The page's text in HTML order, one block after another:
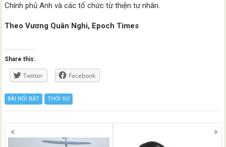
Chính phủ Anh và các tổ chức từ thiện tư nhân.
Theo Vương Quân Nghi, Epoch Times
Share this:
Twitter Facebook
BÀI NỔI BẬT THỜI SỰ
Posts
navigation